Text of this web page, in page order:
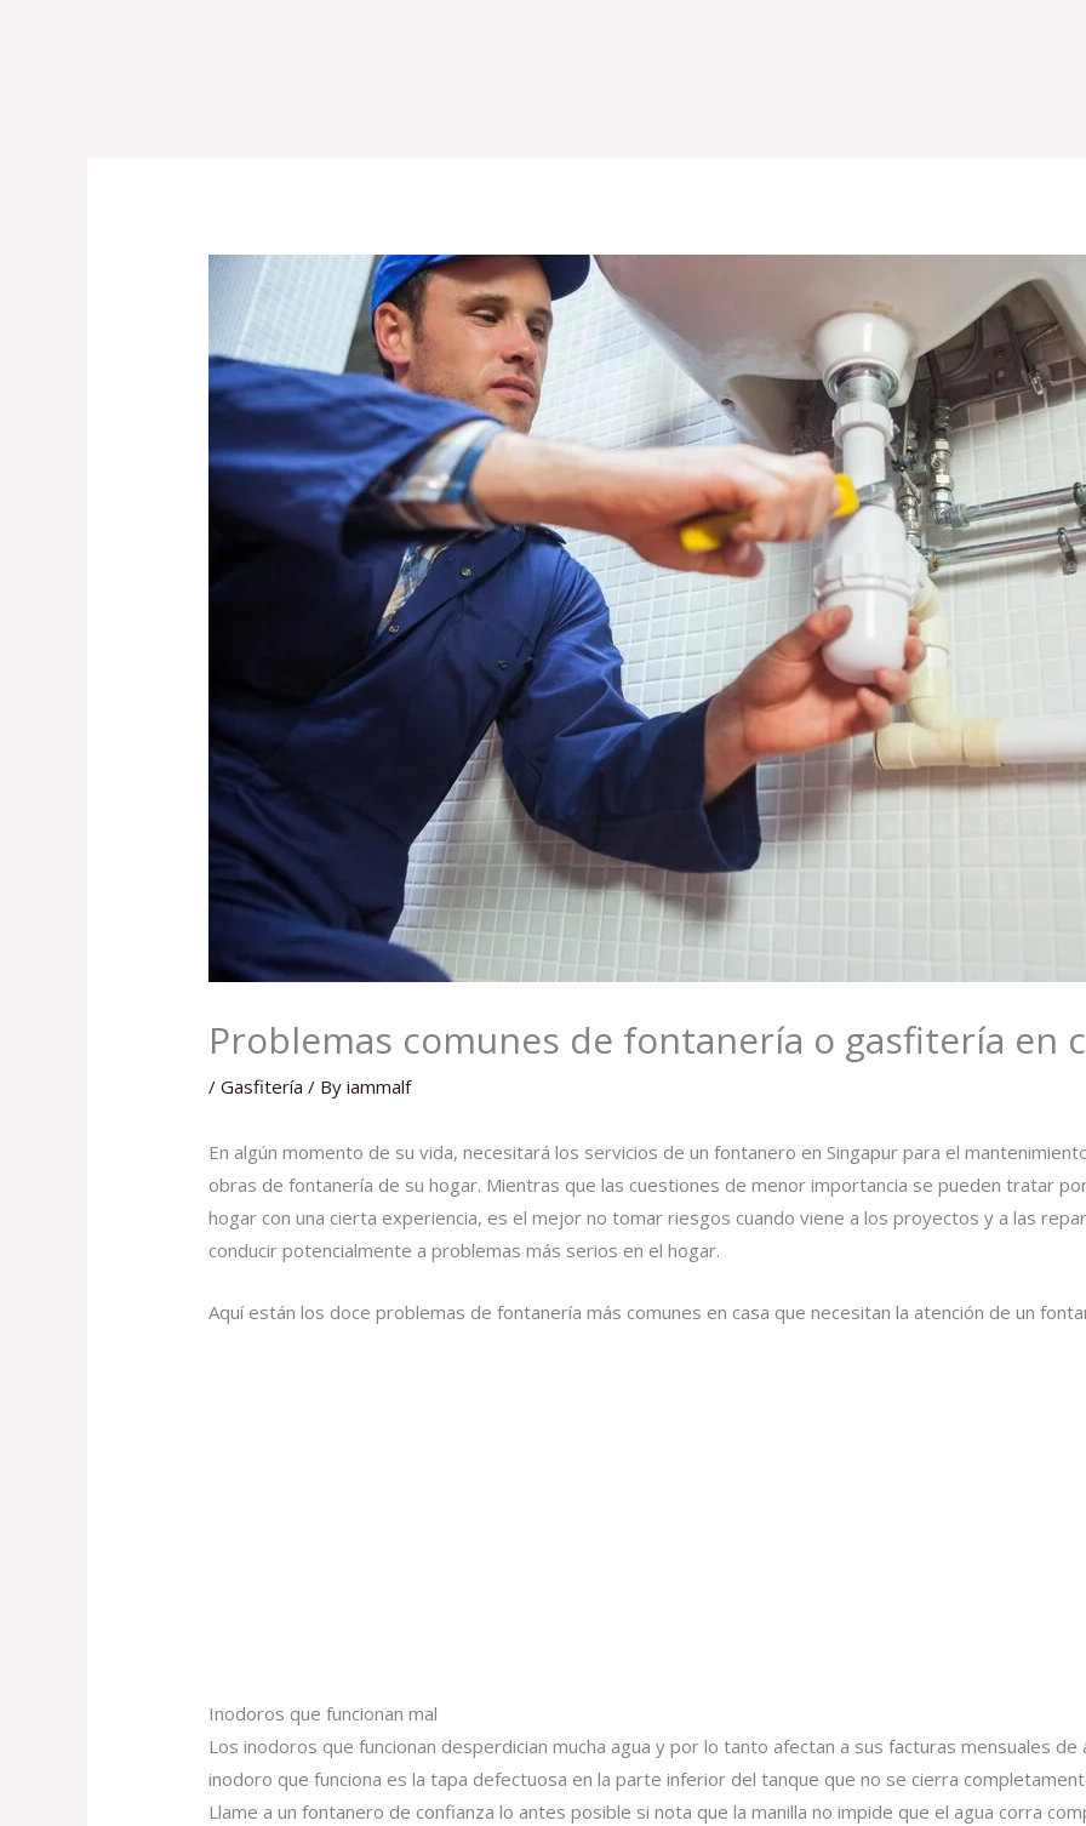
Problemas comunes de fontanería o gasfitería en
/Gasfitería / Byiammalf
En algún momento de su vida, necesitará los servicios de un fontanero en Singapur para el
obras de fontanería de su hogar. Mientras que las cuestiones de menor importancia se pueden tratar
hogar con una cierta experiencia, es el mejor no tomar riesgos cuando viene a los proyectos y a las
conducir potencialmente a problemas más serios en el hogar.
Aquí están los doce problemas de fontanería más comunes en casa que necesitan la atención de un
Inodoros que funcionan mal
Los inodoros que funcionan desperdician mucha agua y por lo tanto afectan a sus facturas mensuales de
inodoro que funciona es la tapa defectuosa en la parte inferior del tanque que no se cierra
Llame a un fontanero de confianza lo antes posible si nota que la manilla no impide que el agua corra